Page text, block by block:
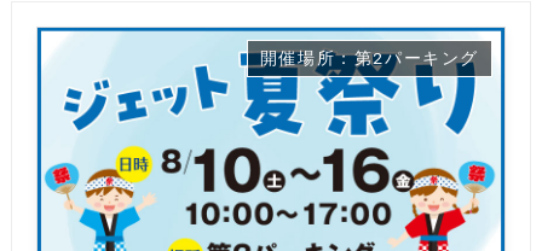
開催場所：第2パーキング